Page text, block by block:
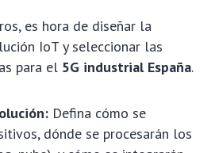
es hora de diseñar la
IoT y seleccionar las
para el 5G industrial España.
Defina cómo se
dónde se procesarán los